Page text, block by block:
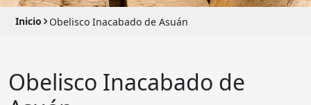
Inicio Obelisco Inacabado de Asuán
Obelisco Inacabado de